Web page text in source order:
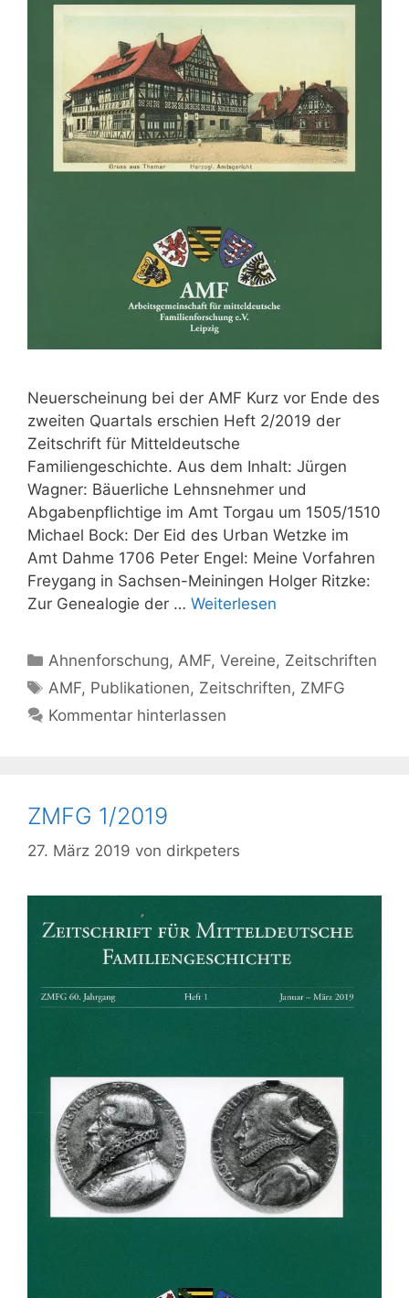
Neuerscheinung bei der AMF Kurz vor Ende des
zweiten Quartals erschien Heft 2/2019 der
Zeitschrift für Mitteldeutsche
Familiengeschichte. Aus dem Inhalt: Jürgen
Wagner: Bäuerliche Lehnsnehmer und
Abgabenpflichtige im Amt Torgau um 1505/1510
Michael Bock: Der Eid des Urban Wetzke im
Amt Dahme 1706 Peter Engel: Meine Vorfahren
Freygang in Sachsen-Meiningen Holger Ritzke:
Zur Genealogie der … Weiterlesen
Kategorien
Ahnenforschung, AMF,Vereine, Zeitschriften
Schlagwörter
AMF, Publikationen, Zeitschriften, ZMFG
Kommentar hinterlassen
ZMFG 1/2019
27. März 2019 von dirkpeters